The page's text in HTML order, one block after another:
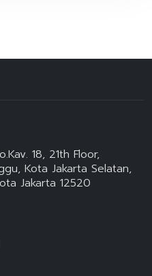
18, 21th Floor,
Kota Jakarta Selatan,
Jakarta 12520